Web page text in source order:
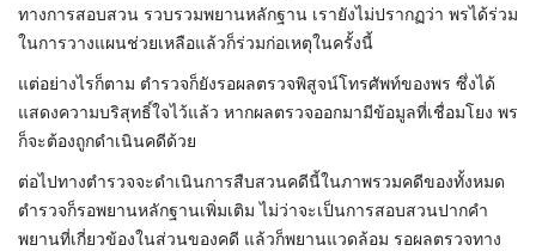
ทางการสอบสวน รวบรวมพยานหลักฐาน เรายังไม่ปรากฏว่า พรได้ร่วม
ในการวางแผนช่วยเหลือแล้วก็ร่วมก่อเหตุในครั้งนี้
แต่อย่างไรก็ตาม ตำรวจก็ยังรอผลตรวจพิสูจน์โทรศัพท์ของพร ซึ่งได้
แสดงความบริสุทธิ์ใจไว้แล้ว หากผลตรวจออกมามีข้อมูลที่เชื่อมโยง พร
ก็จะต้องถูกดำเนินคดีด้วย
ต่อไปทางตำรวจจะดำเนินการสืบสวนคดีนี้ในภาพรวมคดีของทั้งหมด
ตำรวจก็รอพยานหลักฐานเพิ่มเติม ไม่ว่าจะเป็นการสอบสวนปากคำ
พยานที่เกี่ยวข้องในส่วนของคดี แล้วก็พยานแวดล้อม รอผลตรวจทาง